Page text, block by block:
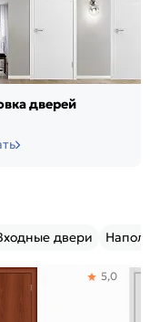
дверей
двери
5,0